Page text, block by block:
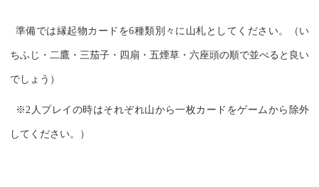
準備では縁起物カードを6種類別々に山札としてください。（い
ちふじ・二鷹・三茄子・四扇・五煙草・六座頭の順で並べると良い
でしょう）
※2人プレイの時はそれぞれ山から一枚カードをゲームから除外
してください。）